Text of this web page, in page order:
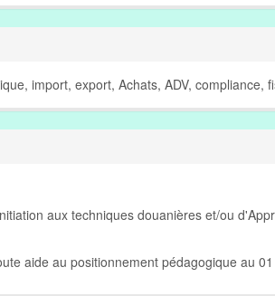
import, export, Achats, ADV, compliance,
aux techniques douanières et/ou
aide au positionnement pédagogique au